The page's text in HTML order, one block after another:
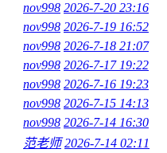
nov998 2026-7-20 23:16
nov998 2026-7-19 16:52
nov998 2026-7-18 21:07
nov998 2026-7-17 19:22
nov998 2026-7-16 19:23
nov998 2026-7-15 14:13
nov998 2026-7-14 16:30
范老师 2026-7-14 02:11